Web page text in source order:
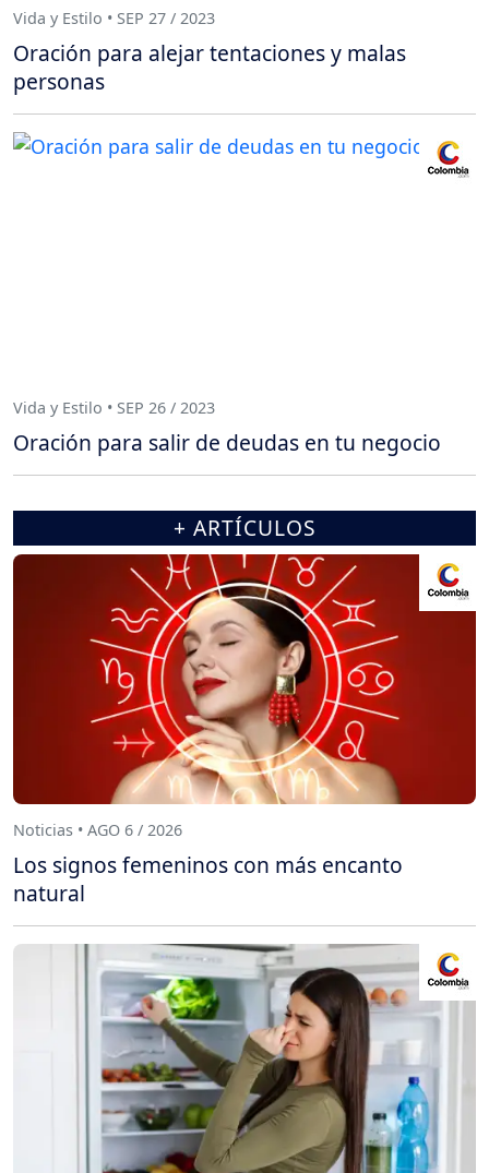
Vida y Estilo • SEP 27 / 2023
Oración para alejar tentaciones y malas
personas
Vida y Estilo • SEP 26 / 2023
Oración para salir de deudas en tu negocio
+ ARTÍCULOS
Noticias • AGO 6 / 2026
Los signos femeninos con más encanto
natural